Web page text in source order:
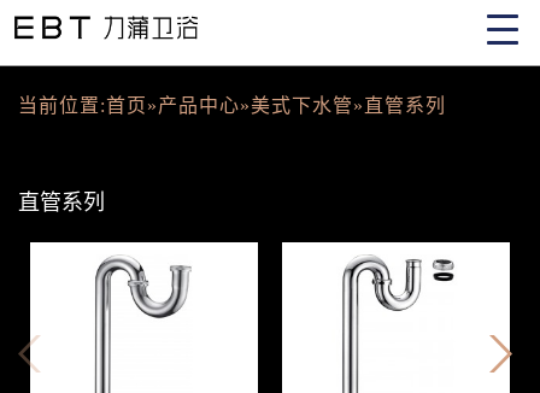
当前位置:首页»产品中心»美式下水管»直管系列
直管系列